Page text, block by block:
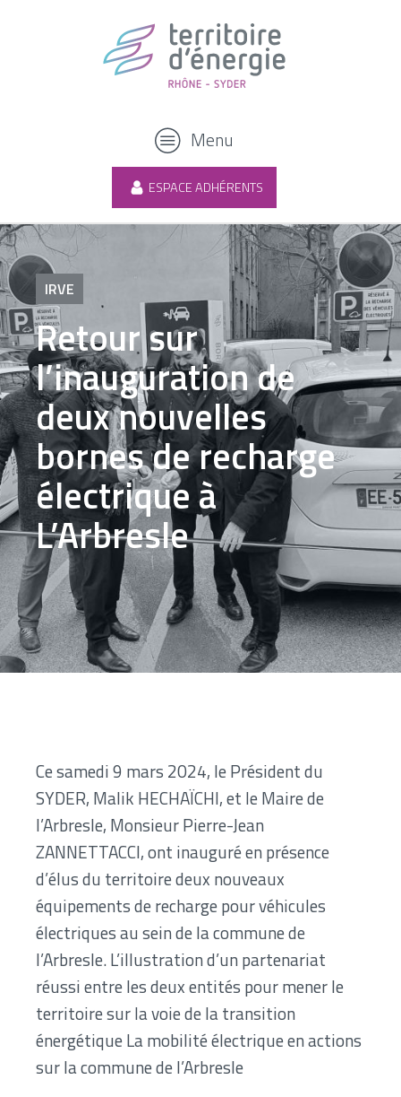
Menu
ESPACE ADHÉRENTS
IRVE
Retour sur
l’inauguration de
deux nouvelles
bornes de recharge
électrique à
L’Arbresle
Ce samedi 9 mars 2024, le Président du
SYDER, Malik HECHAÏCHI, et le Maire de
l’Arbresle, Monsieur Pierre-Jean
ZANNETTACCI, ont inauguré en présence
d’élus du territoire deux nouveaux
équipements de recharge pour véhicules
électriques au sein de la commune de
l’Arbresle. L’illustration d’un partenariat
réussi entre les deux entités pour mener le
territoire sur la voie de la transition
énergétique La mobilité électrique en actions
sur la commune de l’Arbresle